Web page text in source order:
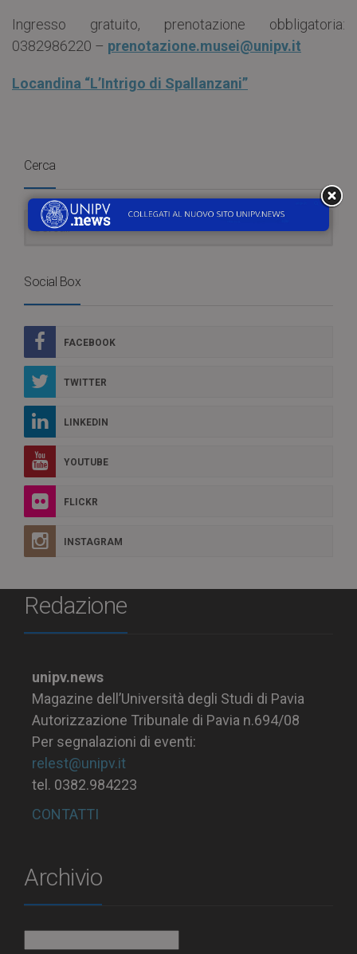
Ingresso gratuito, prenotazione obbligatoria:
0382986220 – prenotazione.musei@unipv.it
Locandina “L’Intrigo di Spallanzani”
Cerca
Social Box
FACEBOOK
TWITTER
LINKEDIN
YOUTUBE
FLICKR
INSTAGRAM
Redazione
unipv.news
Magazine dell’Università degli Studi di Pavia
Autorizzazione Tribunale di Pavia n.694/08
Per segnalazioni di eventi:
relest@unipv.it
tel. 0382.984223
CONTATTI
Archivio